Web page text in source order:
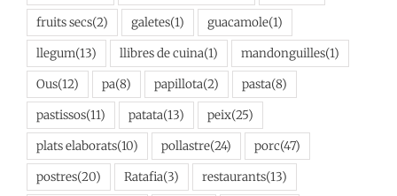
fruits secs(2) galetes(1) guacamole(1)
llegum(13) llibres de cuina(1) mandonguilles(1)
Ous(12) pa(8) papillota(2) pasta(8)
pastissos(11) patata(13) peix(25)
plats elaborats(10) pollastre(24) porc(47)
postres(20) Ratafia(3) restaurants(13)